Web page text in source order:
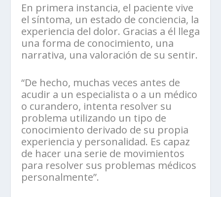
En primera instancia, el paciente vive
el síntoma, un estado de conciencia, la
experiencia del dolor. Gracias a él llega
una forma de conocimiento, una
narrativa, una valoración de su sentir.
“De hecho, muchas veces antes de
acudir a un especialista o a un médico
o curandero, intenta resolver su
problema utilizando un tipo de
conocimiento derivado de su propia
experiencia y personalidad. Es capaz
de hacer una serie de movimientos
para resolver sus problemas médicos
personalmente”.